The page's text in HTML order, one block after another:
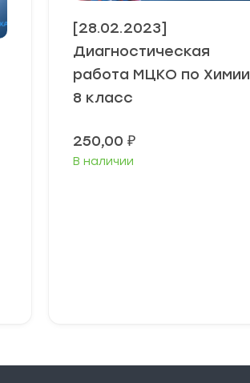
[28.02.2023]
Диагностическая
работа МЦКО по Химии
8 класс
250,00 ₽
В наличии